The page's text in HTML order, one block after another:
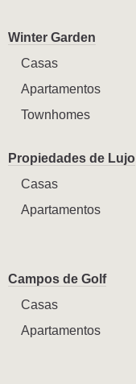
Winter Garden
Casas
Apartamentos
Townhomes
Propiedades de Lujo
Casas
Apartamentos
Campos de Golf
Casas
Apartamentos